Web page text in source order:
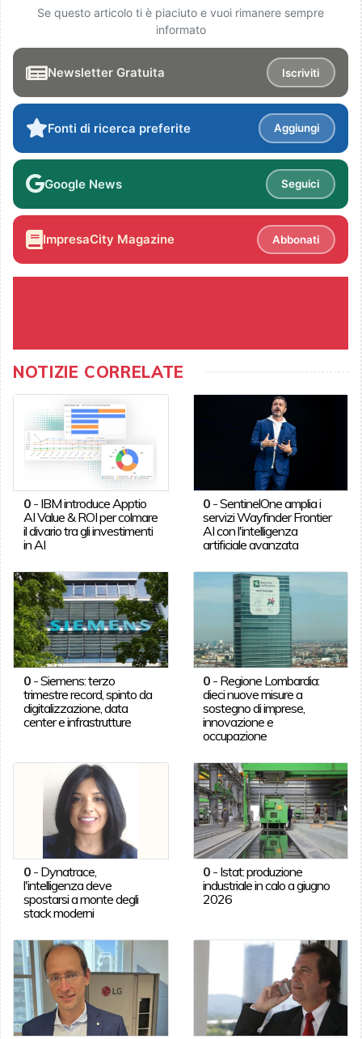
Se questo articolo ti è piaciuto e vuoi rimanere sempre
informato
Newsletter Gratuita Iscriviti
Fonti di ricerca preferite Aggiungi
Google News Seguici
ImpresaCity Magazine Abbonati
NOTIZIE CORRELATE
0- IBM introduce Apptio
AI Value & ROI per colmare
il divario tra gli investimenti
in AI
0 -SentinelOne amplia i
servizi Wayfinder Frontier
AI con l'intelligenza
artificiale avanzata
0-Siemens: terzo
trimestre record, spinto da
digitalizzazione, data
center e infrastrutture
0 - Regione Lombardia:
dieci nuove misure a
sostegno di imprese,
innovazione e
occupazione
0- Dynatrace,
l'intelligenza deve
spostarsi a monte degli
stack moderni
0 - Istat: produzione
industriale in calo a giugno
2026